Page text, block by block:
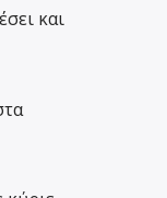
και